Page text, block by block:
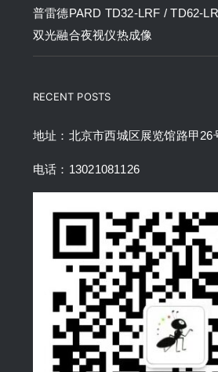
普雷德PARD TD32-LRF / TD62-
双光融合夜视仪热成像
RECENT POSTS
地址：北京市西城区展览馆路甲26
电话：13021081126